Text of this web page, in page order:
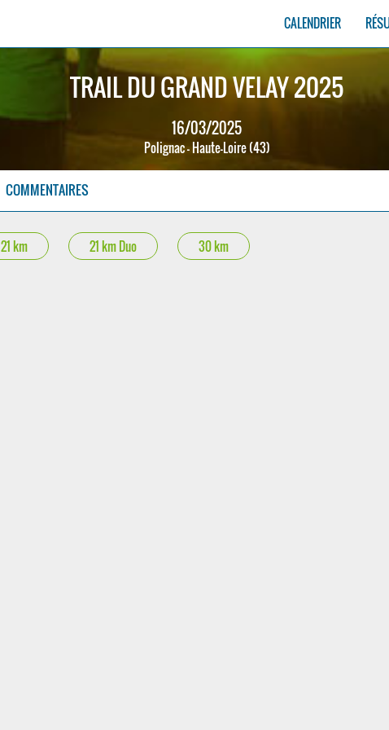
CALENDRIER
TRAIL DU GRAND VELAY 2025
16/03/2025
Polignac - Haute-Loire (43)
COMMENTAIRES
21 km 21 km Duo 30 km